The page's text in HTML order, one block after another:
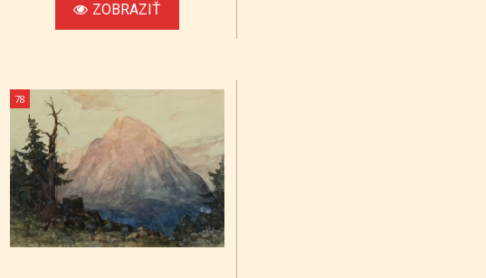
ZOBRAZIŤ
78